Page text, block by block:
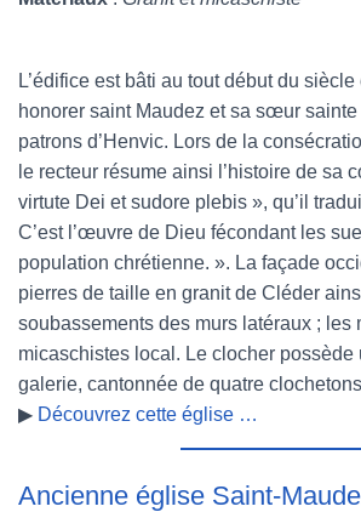
L’édifice est bâti au tout début du
honorer saint Maudez et sa sœur
patrons d’Henvic. Lors de la
le recteur résume ainsi l’histoire de sa
virtute Dei et sudore plebis », qu’il
C’est l’œuvre de Dieu fécondant les
population chrétienne. ». La façade
pierres de taille en granit de Cléder
soubassements des murs latéraux ; les
micaschistes local. Le clocher possède
galerie, cantonnée de quatre
▶ Découvrez cette église …
Ancienne église Saint-